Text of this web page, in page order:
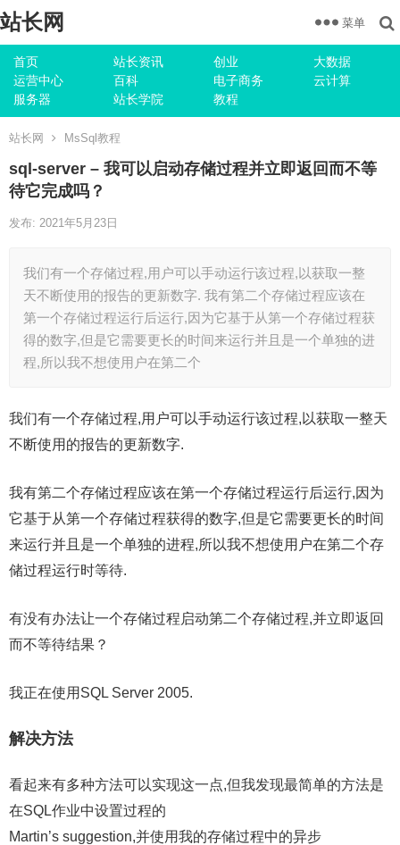
站长网
首页 站长资讯 创业
大数据
运营中心
百科 电子商务
云计算
服务器
站长学院 教程
菜单
站长网 MsSql教程
sql-server – 我可以启动存储过程并立即返回而不等
待它完成吗？
发布: 2021年5月23日
我们有一个存储过程,用户可以手动运行该过程,以获取一整
天不断使用的报告的更新数字. 我有第二个存储过程应该在
第一个存储过程运行后运行,因为它基于从第一个存储过程获
得的数字,但是它需要更长的时间来运行并且是一个单独的进
程,所以我不想使用户在第二个
我们有一个存储过程,用户可以手动运行该过程,以获取一整天
不断使用的报告的更新数字.
我有第二个存储过程应该在第一个存储过程运行后运行,因为
它基于从第一个存储过程获得的数字,但是它需要更长的时间
来运行并且是一个单独的进程,所以我不想使用户在第二个存
储过程运行时等待.
有没有办法让一个存储过程启动第二个存储过程,并立即返回
而不等待结果？
我正在使用SQL Server 2005.
解决方法
看起来有多种方法可以实现这一点,但我发现最简单的方法是
在SQL作业中设置过程的
Martin’s suggestion,并使用我的存储过程中的异步